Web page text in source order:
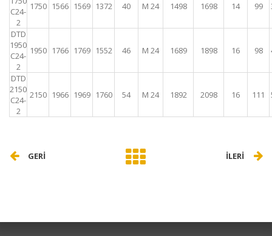
C24-
2
1750 1566 1569 1372 40 M 24 1498 1698 14 99
DTD
1950
C24-
2
1950 1766 1769 1552 46 M 24 1689 1898 16 98
DTD
2150
C24-
2
2150 1966 1969 1760 54 M 24 1892 2098 16 111
GERİ İLERİ